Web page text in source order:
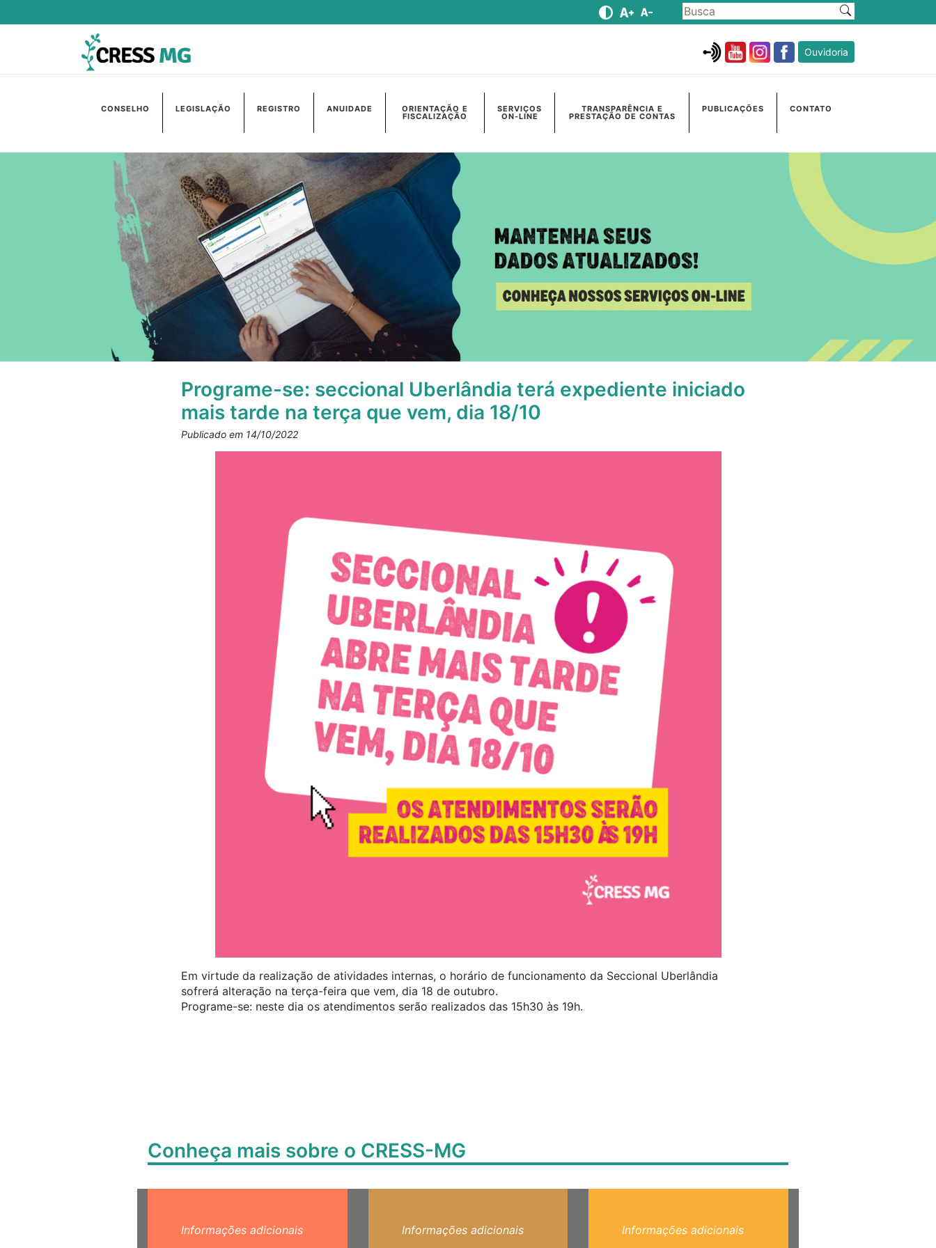
Ouvidoria
CONSELHO LEGISLAÇÃO REGISTRO ANUIDADE ORIENTAÇÃO E
FISCALIZAÇÃO
SERVIÇOS
ON-LINE
TRANSPARÊNCIA E
PRESTAÇÃO DE CONTAS
PUBLICAÇÕES CONTATO
Programe-se: seccional Uberlândia terá expediente iniciado
mais tarde na terça que vem, dia 18/10
Publicado em 14/10/2022
Em virtude da realização de atividades internas, o horário de funcionamento da Seccional Uberlândia
sofrerá alteração na terça-feira que vem, dia 18 de outubro.
Programe-se: neste dia os atendimentos serão realizados das 15h30 às 19h.
Conheça mais sobre o CRESS-MG
Informações adicionais Informações adicionais Informações adicionais